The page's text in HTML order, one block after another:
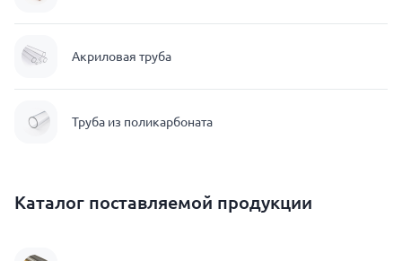
Акриловая труба
Труба из поликарбоната
Каталог поставляемой продукции